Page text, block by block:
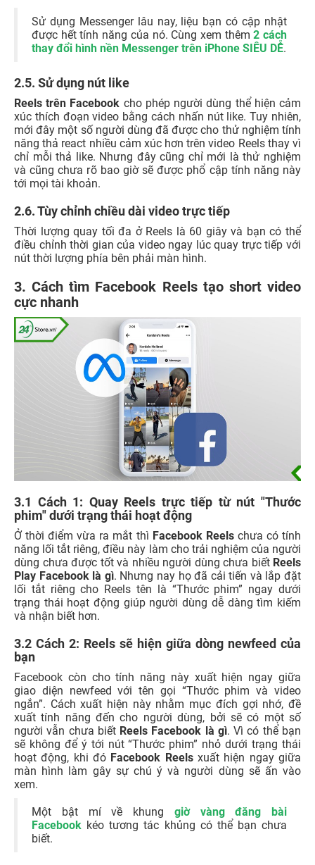
Sử dụng Messenger lâu nay, liệu bạn có cập nhật
được hết tính năng của nó. Cùng xem thêm2 cách
thay đổi hình nền Messenger trên iPhone SIÊU DỄ.
2.5. Sử dụng nút like
Reels trên Facebook cho phép người dùng thể hiện cảm
xúc thích đoạn video bằng cách nhấn nút like. Tuy nhiên,
mới đây một số người dùng đã được cho thử nghiệm tính
năng thả react nhiều cảm xúc hơn trên video Reels thay vì
chỉ mỗi thả like. Nhưng đây cũng chỉ mới là thử nghiệm
và cũng chưa rõ bao giờ sẽ được phổ cập tính năng này
tới mọi tài khoản.
2.6. Tùy chỉnh chiều dài video trực tiếp
Thời lượng quay tối đa ở Reels là 60 giây và bạn có thể
điều chỉnh thời gian của video ngay lúc quay trực tiếp với
nút thời lượng phía bên phải màn hình.
3. Cách tìm Facebook Reels tạo short video
cực nhanh
3.1 Cách 1: Quay Reels trực tiếp từ nút "Thước
phim" dưới trạng thái hoạt động
Ở thời điểm vừa ra mắt thì Facebook Reelschưa có tính
năng lối tắt riêng, điều này làm cho trải nghiệm của người
dùng chưa được tốt và nhiều người dùng chưa biết Reels
Play Facebook là gì. Nhưng nay họ đã cải tiến và lắp đặt
lối tắt riêng cho Reels tên là “Thước phim” ngay dưới
trạng thái hoạt động giúp người dùng dễ dàng tìm kiếm
và nhận biết hơn.
3.2 Cách 2: Reels sẽ hiện giữa dòng newfeed của
bạn
Facebook còn cho tính năng này xuất hiện ngay giữa
giao diện newfeed với tên gọi “Thước phim và video
ngắn”. Cách xuất hiện này nhằm mục đích gợi nhớ, đề
xuất tính năng đến cho người dùng, bởi sẽ có một số
người vẫn chưa biết Reels Facebook là gì. Vì có thể bạn
sẽ không để ý tới nút “Thước phim” nhỏ dưới trạng thái
hoạt động, khi đó Facebook Reelsxuất hiện ngay giữa
màn hình làm gây sự chú ý và người dùng sẽ ấn vào
xem.
Một bật mí về khung
giờ vàng đăng bài
Facebook kéo tương tác khủng có thể bạn chưa
biết.